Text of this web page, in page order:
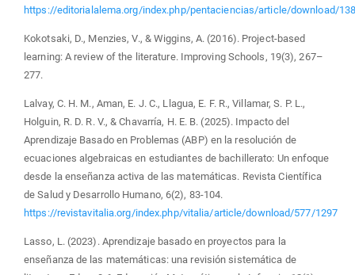
https://editorialalema.org/index.php/pentaciencias/article/download/
Kokotsaki, D., Menzies, V., & Wiggins, A. (2016). Project-based
learning: A review of the literature. Improving Schools, 19(3), 267–
277.
Lalvay, C. H. M., Aman, E. J. C., Llagua, E. F. R., Villamar, S. P. L.,
Holguin, R. D. R. V., & Chavarría, H. E. B. (2025). Impacto del
Aprendizaje Basado en Problemas (ABP) en la resolución de
ecuaciones algebraicas en estudiantes de bachillerato: Un enfoque
desde la enseñanza activa de las matemáticas. Revista Científica
de Salud y Desarrollo Humano, 6(2), 83-104.
https://revistavitalia.org/index.php/vitalia/article/download/577/1297
Lasso, L. (2023). Aprendizaje basado en proyectos para la
enseñanza de las matemáticas: una revisión sistemática de